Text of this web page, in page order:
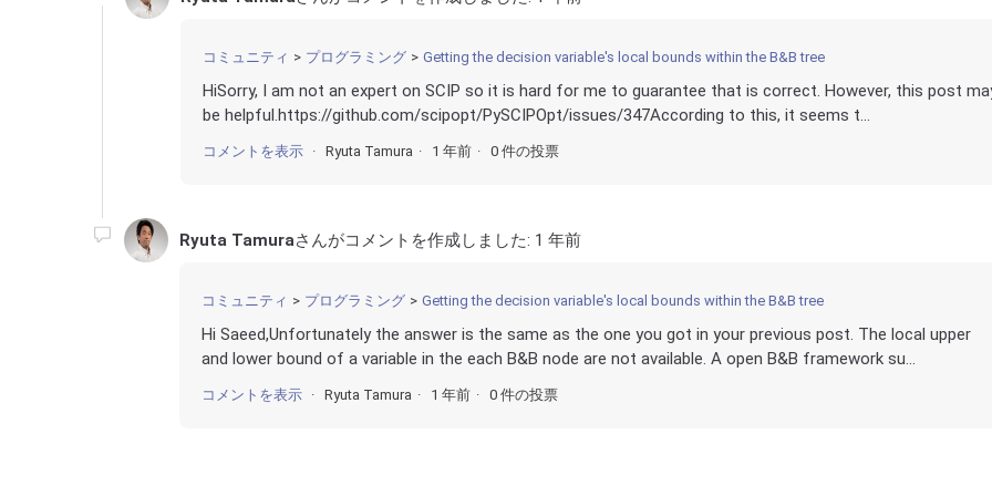
コミュニティ プログラミング Getting the decision variable's local bounds within the B&B tree
HiSorry, I am not an expert on SCIP so it is hard for me to guarantee that is correct. However, this post
be helpful.https://github.com/scipopt/PySCIPOpt/issues/347According to this, it seems t...
コメントを表示 Ryuta Tamura 1 年前 0 件の投票
Ryuta Tamuraさんがコメントを作成しました: 1 年前
コミュニティ プログラミング Getting the decision variable's local bounds within the B&B tree
Hi Saeed,Unfortunately the answer is the same as the one you got in your previous post. The local upper
and lower bound of a variable in the each B&B node are not available. A open B&B framework su...
コメントを表示 Ryuta Tamura 1 年前 0 件の投票